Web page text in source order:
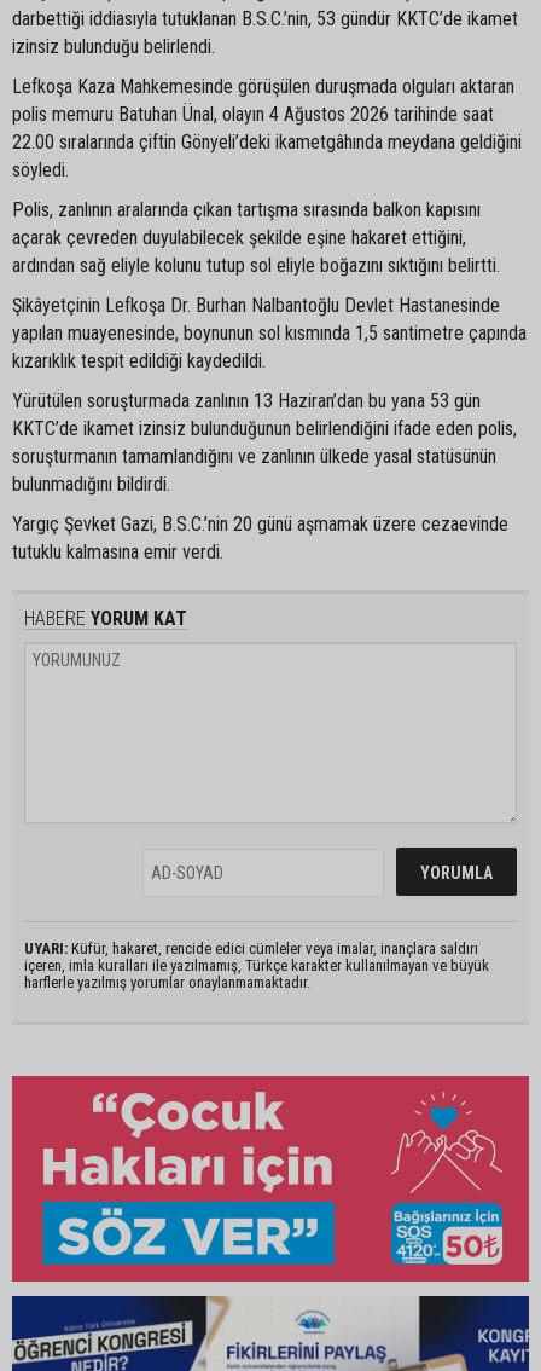
darbettiği iddiasıyla tutuklanan B.S.C.’nin, 53 gündür KKTC’de ikamet
izinsiz bulunduğu belirlendi.
Lefkoşa Kaza Mahkemesinde görüşülen duruşmada olguları aktaran
polis memuru Batuhan Ünal, olayın 4 Ağustos 2026 tarihinde saat
22.00 sıralarında çiftin Gönyeli’deki ikametgâhında meydana geldiğini
söyledi.
Polis, zanlının aralarında çıkan tartışma sırasında balkon kapısını
açarak çevreden duyulabilecek şekilde eşine hakaret ettiğini,
ardından sağ eliyle kolunu tutup sol eliyle boğazını sıktığını belirtti.
Şikâyetçinin Lefkoşa Dr. Burhan Nalbantoğlu Devlet Hastanesinde
yapılan muayenesinde, boynunun sol kısmında 1,5 santimetre çapında
kızarıklık tespit edildiği kaydedildi.
Yürütülen soruşturmada zanlının 13 Haziran’dan bu yana 53 gün
KKTC’de ikamet izinsiz bulunduğunun belirlendiğini ifade eden polis,
soruşturmanın tamamlandığını ve zanlının ülkede yasal statüsünün
bulunmadığını bildirdi.
Yargıç Şevket Gazi, B.S.C.’nin 20 günü aşmamak üzere cezaevinde
tutuklu kalmasına emir verdi.
HABERE YORUM KAT
UYARI: Küfür, hakaret, rencide edici cümleler veya imalar, inançlara saldırı
içeren, imla kuralları ile yazılmamış, Türkçe karakter kullanılmayan ve büyük
harflerle yazılmış yorumlar onaylanmamaktadır.